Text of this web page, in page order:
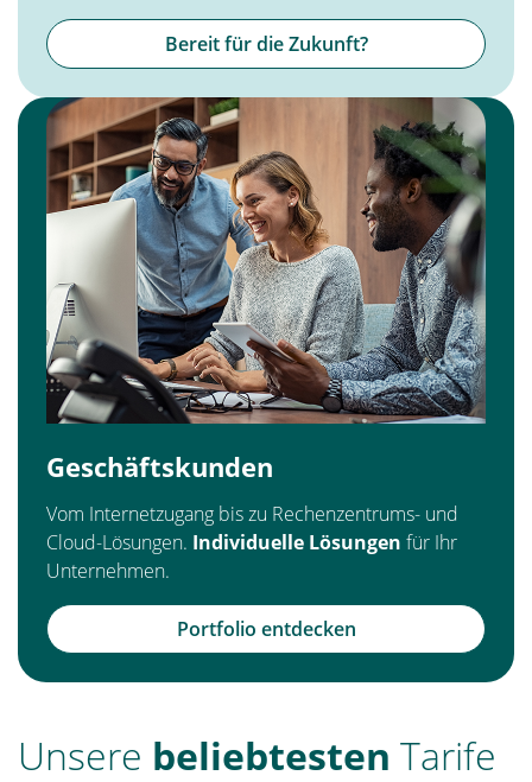
Bereit für die Zukunft?
Geschäftskunden
Vom Internetzugang bis zu Rechenzentrums- und
Cloud-Lösungen. Individuelle Lösungen für Ihr
Unternehmen.
Portfolio entdecken
Unsere beliebtesten Tarife